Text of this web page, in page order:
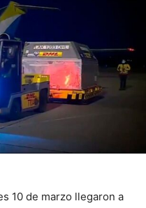
10 de marzo llegaron a